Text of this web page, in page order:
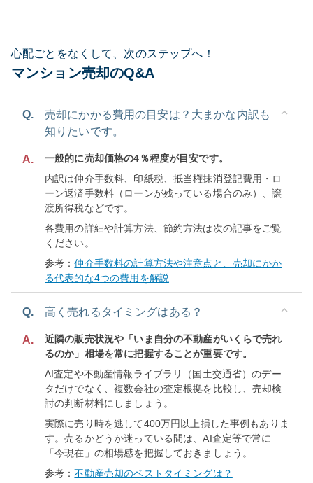
心配ごとをなくして、次のステップへ！
マンション売却のQ&A
Q.
売却にかかる費用の目安は？大まかな内訳も
知りたいです。
A.
一般的に売却価格の4％程度が目安です。
内訳は仲介手数料、印紙税、抵当権抹消登記費用・ロ
ーン返済手数料（ローンが残っている場合のみ）、譲
渡所得税などです。
各費用の詳細や計算方法、節約方法は次の記事をご覧
ください。
参考：仲介手数料の計算方法や注意点と、売却にかか
る代表的な4つの費用を解説
Q. 高く売れるタイミングはある？
A.
近隣の販売状況や「いま自分の不動産がいくらで売れ
るのか」相場を常に把握することが重要です。
AI査定や不動産情報ライブラリ（国土交通省）のデー
タだけでなく、複数会社の査定根拠を比較し、売却検
討の判断材料にしましょう。
実際に売り時を逃して400万円以上損した事例もありま
す。売るかどうか迷っている間は、AI査定等で常に
「今現在」の相場感を把握しておきましょう。
参考：不動産売却のベストタイミングは？